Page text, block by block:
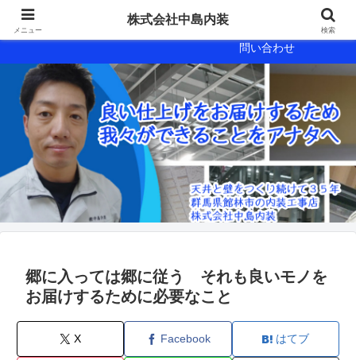
問い合わせ
郷に入っては郷に従う それも良いモノを
お届けするために必要なこと
X Facebook はてブ
メニュー
株式会社中島内装
検索